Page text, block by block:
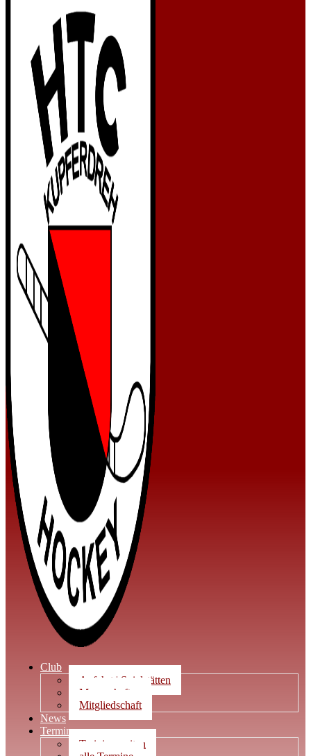
Club
Anfahrt | Spielstätten
Mannschaften
Mitgliedschaft
News
Termine
Trainingszeiten